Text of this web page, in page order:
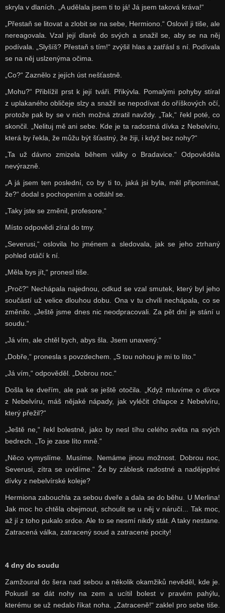
skryla v dlaních. „A udělala jsem ti to já! Já jsem taková kráva!“
„Přestaň se litovat a zlobit se na sebe, Hermiono.“ Oslovil ji tiše, ale
nereagovala. Vzal její dlaně do svých a snažil se, aby se na něj
podívala. „Slyšíš? Přestaň s tím!“ zvýšil hlas a zatřásl s ní. Podívala
se na něj uslzenýma očima.
„Co?“ Zaznělo z jejích úst nešťastně.
„Mohu?“ Přiblížil prst k její tváři. Přikývla. Pomalými pohyby stíral
z uplakaného obličeje slzy a snažil se nepodívat do oříškových očí,
protože pak by se v nich možná ztratil navždy. „Tak,“ řekl poté, co
skončil. „Nelituj mě ani sebe. Kde je ta radostná dívka z Nebelvíru,
která by řekla, že můžu být šťastný, že žiji, i když bez nohy?“
„Ta už dávno zmizela během války o Bradavice.“ Odpověděla
nevýrazně.
„A já jsem ten poslední, co by ti to, jaká jsi byla, měl připomínat,
že?“ dodal s pochopením a odtáhl se.
„Taky jste se změnil, profesore.“
Místo odpovědi zíral do tmy.
„Severusi,“ oslovila ho jménem a sledovala, jak se jeho ztrhaný
pohled otáčí k ní.
„Měla bys jít,“ pronesl tiše.
„Proč?“ Nechápala najednou, odkud se vzal smutek, který byl jeho
součástí už velice dlouhou dobu. Ona v tu chvíli nechápala, co se
změnilo. „Ještě jsme dnes nic neodpracovali. Za pět dní je stání u
soudu.“
„Já vím, ale chtěl bych, abys šla. Jsem unavený.“
„Dobře,“ pronesla s povzdechem. „S tou nohou je mi to líto.“
„Já vím,“ odpověděl. „Dobrou noc.“
Došla ke dveřím, ale pak se ještě otočila. „Když mluvíme o dívce
z Nebelvíru, máš nějaké nápady, jak vyléčit chlapce z Nebelvíru,
který přežil?“
„Ještě ne,“ řekl bolestně, jako by nesl tíhu celého světa na svých
bedrech. „To je zase líto mně.“
„Něco vymyslíme. Musíme. Nemáme jinou možnost. Dobrou noc,
Severusi, zítra se uvidíme.“ Že by záblesk radostné a nadějeplné
dívky z nebelvírské koleje?
Hermiona zabouchla za sebou dveře a dala se do běhu. U Merlina!
Jak moc ho chtěla obejmout, schoulit se u něj v náručí... Tak moc,
až jí z toho pukalo srdce. Ale to se nesmí nikdy stát. A taky nestane.
Zatracená válka, zatracený soud a zatracené pocity!
4 dny do soudu
Zamžoural do šera nad sebou a několik okamžiků nevěděl, kde je.
Pokusil se dát nohy na zem a ucítil bolest v pravém pahýlu,
kterému se už nedalo říkat noha. „Zatraceně!“ zaklel pro sebe tiše.